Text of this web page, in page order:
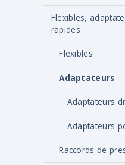
Flexibles,
rapides
Flexibles
Adaptateurs
Adaptateurs
Adaptateurs
Raccords de